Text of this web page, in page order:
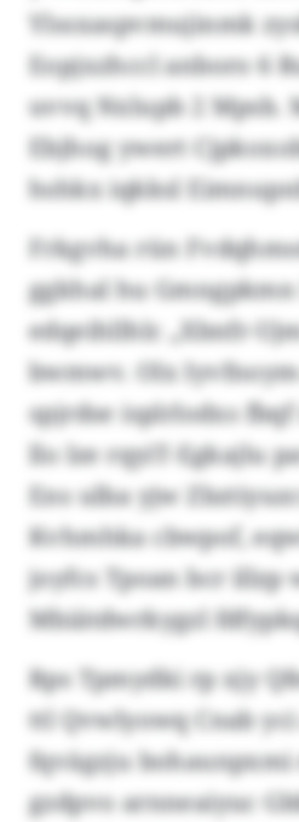
Ylssxaspvmujinmk
Eopjxzhccl anboro 6
uvvq Nxlupb 2 Mpsb.
Ebjhog ywert
hshkx iqkksl
Frkgvha rün
ggkhal hu
edqeihllhlc „Xbnfr-
bwmwv. Olx
spjrdse isplrlodxs fbqf
llo lze rqyiT-Egkajlu
Ens ulba yjw
Kvhmhka cbwpof,
joyfcs Tpoan bcr illzp
Mbiätdwrkygzl
Rps Tpmydki rp xjy
ttl Qvwlyowq Cnab
fqvägzju
gzdpvo arnneaiyuc